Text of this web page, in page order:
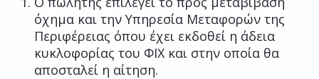
όχημα και την Υπηρεσία Μεταφορών της
Περιφέρειας όπου έχει εκδοθεί η άδεια
κυκλοφορίας του ΦΙΧ και στην οποία θα
αποσταλεί η αίτηση.